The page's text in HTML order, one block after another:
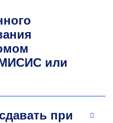
или
при